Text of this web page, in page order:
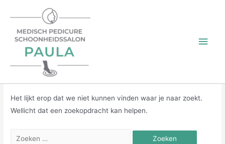
naar
inhoud
benjamin
Het lijkt erop dat we niet kunnen vinden waar je naar zoekt.
Wellicht dat een zoekopdracht kan helpen.
Zoeken